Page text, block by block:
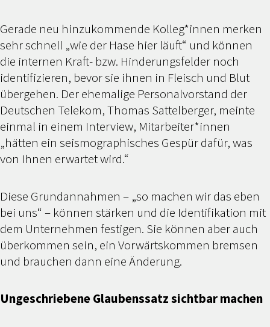
Gerade neu hinzukommende Kolleg*innen merken
sehr schnell „wie der Hase hier läuft“ und können
die internen Kraft- bzw. Hinderungsfelder noch
identifizieren, bevor sie ihnen in Fleisch und Blut
übergehen. Der ehemalige Personalvorstand der
Deutschen Telekom, Thomas Sattelberger, meinte
einmal in einem Interview, Mitarbeiter*innen
„hätten ein seismographisches Gespür dafür, was
von Ihnen erwartet wird.“
Diese Grundannahmen – „so machen wir das eben
bei uns“ – können stärken und die Identifikation mit
dem Unternehmen festigen. Sie können aber auch
überkommen sein, ein Vorwärtskommen bremsen
und brauchen dann eine Änderung.
Ungeschriebene Glaubenssatz sichtbar machen